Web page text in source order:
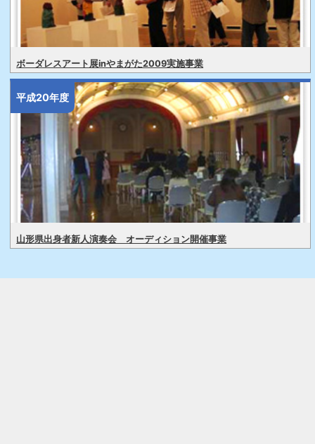
ボーダレスアート展inやまがた2009実施事業
平成20年度
山形県出身者新人演奏会 オーディション開催事業